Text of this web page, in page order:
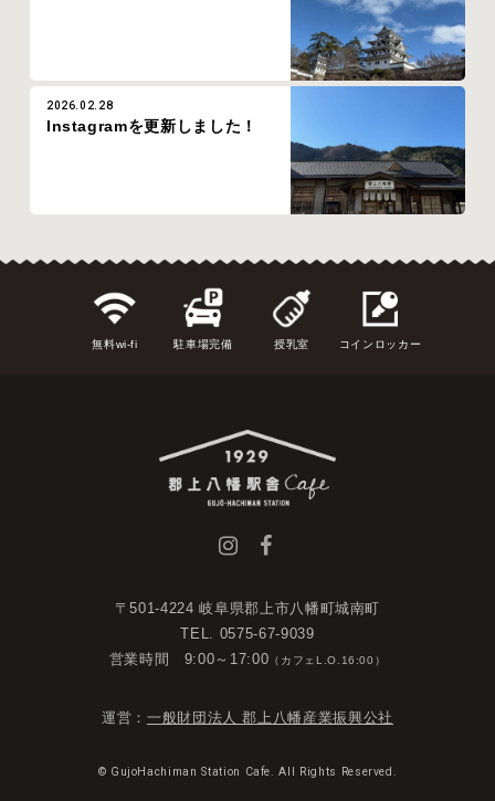
2026.02.28
Instagramを更新しました！
無料wi-fi 駐車場完備 授乳室 コインロッカー
〒501-4224 岐阜県郡上市八幡町城南町
TEL. 0575-67-9039
営業時間 9:00～17:00 （カフェL.O.16:00）
運営： 一般財団法人 郡上八幡産業振興公社
© GujoHachiman Station Cafe. All Rights Reserved.